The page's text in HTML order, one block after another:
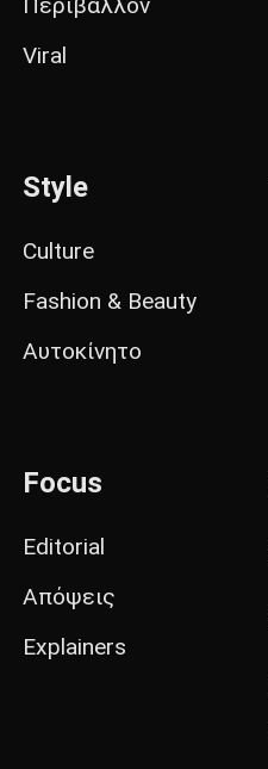
Viral
Style
Culture
Fashion & Beauty
Αυτοκίνητο
Focus
Editorial
Απόψεις
Explainers